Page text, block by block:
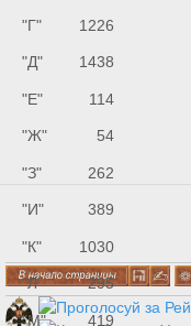
"Г" 1226
"Д" 1438
"Е" 114
"Ж" 54
"З" 262
"И" 389
"К" 1030
"Л" 295
"М" 419